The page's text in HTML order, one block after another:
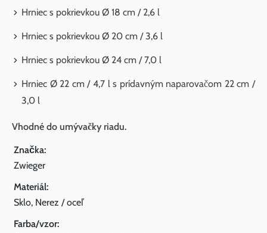
Hrniec s pokrievkou Ø 18 cm / 2,6 l
Hrniec s pokrievkou Ø 20 cm / 3,6 l
Hrniec s pokrievkou Ø 24 cm / 7,0 l
Hrniec Ø 22 cm / 4,7 l s prídavným naparovačom 22 cm /
3,0 l
Vhodné do umývačky riadu.
Značka:
Zwieger
Materiál:
Sklo, Nerez / oceľ
Farba/vzor: